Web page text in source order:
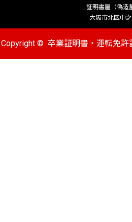
証明書屋（偽造
大阪市北区中
Copyright © 卒業証明書・運転免許